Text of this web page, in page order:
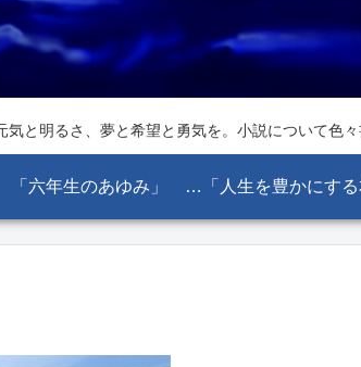
と明るさ、夢と希望と勇気を。小説について色
「六年生のあゆみ」 『少年と怪物』 目次